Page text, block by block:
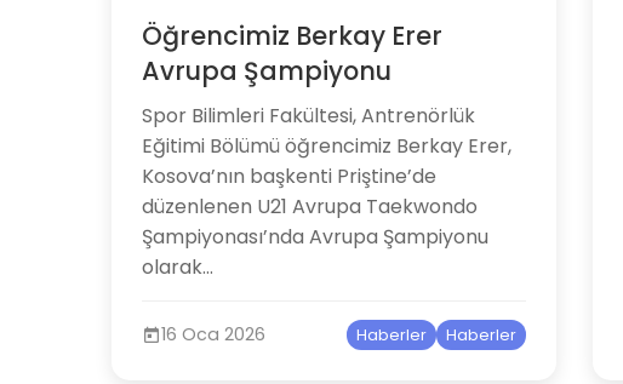
Öğrencimiz Berkay Erer
Avrupa Şampiyonu
Spor Bilimleri Fakültesi, Antrenörlük
Eğitimi Bölümü öğrencimiz Berkay Erer,
Kosova’nın başkenti Priştine’de
düzenlenen U21 Avrupa Taekwondo
Şampiyonası’nda Avrupa Şampiyonu
olarak...
16 Oca 2026 Haberler Haberler